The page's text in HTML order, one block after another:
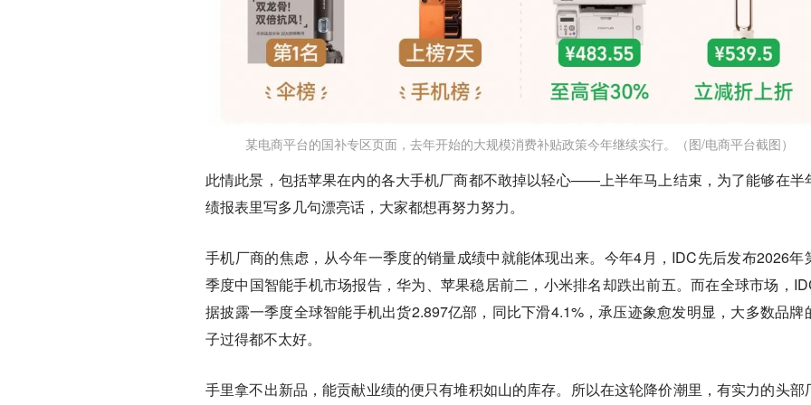
某电商平台的国补专区页面，去年开始的大规模消费补贴政策今年继续实行。（图/电商平台截图）
此情此景，包括苹果在内的各大手机厂商都不敢掉以轻心——上半年马上结束， 为了能够在半
绩报表里写多几句漂亮话，大家都想再努力努力。
手机厂商的焦虑，从今年一季度的销量成绩中就能体现出来。今年4月，IDC先后发布2026年
季度中国智能手机市场报告，华为、苹果稳居前二，小米排名却跌出前五。而在全球市场，
据披露一季度全球智能手机出货2.897亿部，同比下滑4.1%，承压迹象愈发明显，大多数品牌
子过得都不太好。
手里拿不出新品，能贡献业绩的便只有堆积如山的库存。所以在这轮降价潮里，有实力的头部